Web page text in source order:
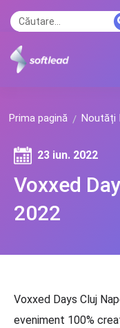
Prima pagină Noutăți
Voxxed
2022
23 iun. 2022
Voxxed Days Cluj
eveniment 100%